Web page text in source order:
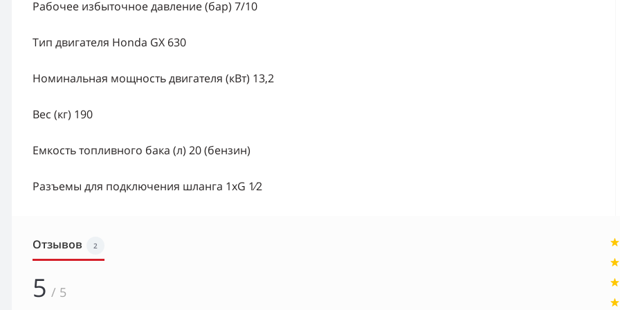
Рабочее избыточное давление (бар) 7/10
Тип двигателя Honda GX 630
Номинальная мощность двигателя (кВт) 13,2
Вес (кг) 190
Емкость топливного бака (л) 20 (бензин)
Разъемы для подключения шланга 1хG 1⁄2
Отзывов 2
5 / 5